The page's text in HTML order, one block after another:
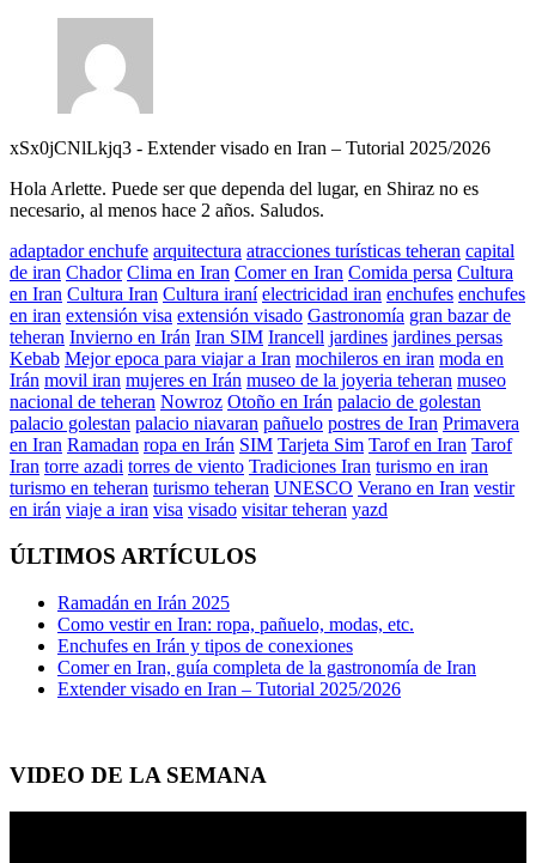
xSx0jCNlLkjq3 - Extender visado en Iran – Tutorial 2025/2026
Hola Arlette. Puede ser que dependa del lugar, en Shiraz no es
necesario, al menos hace 2 años. Saludos.
adaptador enchufe arquitectura atracciones turísticas teheran capital
de iran Chador Clima en Iran Comer en Iran Comida persa Cultura
en Iran Cultura Iran Cultura iraní electricidad iran enchufes enchufes
en iran extensión visa extensión visado Gastronomía gran bazar de
teheran Invierno en Irán Iran SIM Irancell jardines jardines persas
Kebab Mejor epoca para viajar a Iran mochileros en iran moda en
Irán movil iran mujeres en Irán museo de la joyeria teheran museo
nacional de teheran Nowroz Otoño en Irán palacio de golestan
palacio golestan palacio niavaran pañuelo postres de Iran Primavera
en Iran Ramadan ropa en Irán SIM Tarjeta Sim Tarof en Iran Tarof
Iran torre azadi torres de viento Tradiciones Iran turismo en iran
turismo en teheran turismo teheran UNESCO Verano en Iran vestir
en irán viaje a iran visa visado visitar teheran yazd
ÚLTIMOS ARTÍCULOS
Ramadán en Irán 2025
Como vestir en Iran: ropa, pañuelo, modas, etc.
Enchufes en Irán y tipos de conexiones
Comer en Iran, guía completa de la gastronomía de Iran
Extender visado en Iran – Tutorial 2025/2026
VIDEO DE LA SEMANA